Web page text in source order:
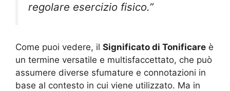
regolare esercizio fisico.”
Come puoi vedere, il Significato di Tonificare è
un termine versatile e multisfaccettato, che può
assumere diverse sfumature e connotazioni in
base al contesto in cui viene utilizzato. Ma in